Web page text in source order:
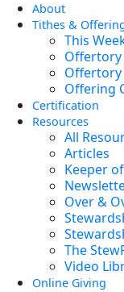
About
Tithes &
This
Offertory
Offertory
Offering
Certification
Resources
All
Articles
Keeper
Over &
The
Video
Online Giving